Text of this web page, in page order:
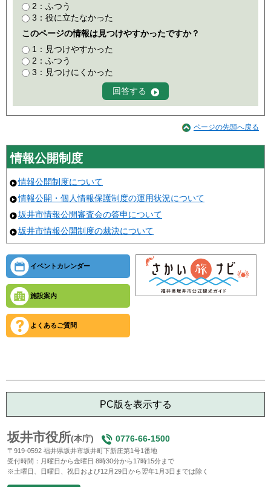
2：ふつう
3：役に立たなかった
このページの情報は見つけやすかったですか？
1：見つけやすかった
2：ふつう
3：見つけにくかった
ページの先頭へ戻る
情報公開制度
情報公開制度について
情報公開・個人情報保護制度の運用状況について
坂井市情報公開審査会の答申について
坂井市情報公開制度の裁決について
イベントカレンダー
施設案内
よくあるご質問
PC版を表示する
坂井市役所(本庁) 0776-66-1500
〒919-0592 福井県坂井市坂井町下新庄第1号1番地
受付時間：月曜日から金曜日 8時30分から17時15分まで
※土曜日、日曜日、祝日および12月29日から翌年1月3日までは除く